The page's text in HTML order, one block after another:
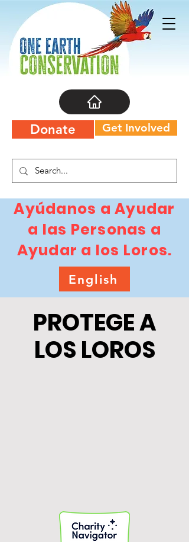
Donate Get Involved
Ayúdanos a Ayudar
a las Personas a
Ayudar a los Loros.
English
PROTEGE A
LOS LOROS